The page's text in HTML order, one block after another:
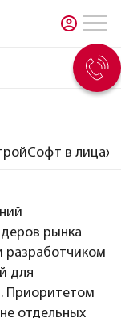
в лицах
рынка
разработчиком
для
Приоритетом
отдельных